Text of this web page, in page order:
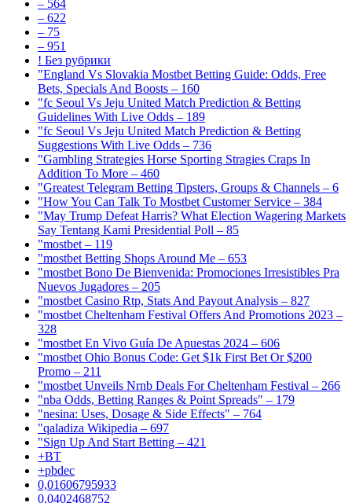
– 564
– 622
– 75
– 951
! Без рубрики
"England Vs Slovakia Mostbet Betting Guide: Odds, Free
Bets, Specials And Boosts – 160
"fc Seoul Vs Jeju United Match Prediction & Betting
Guidelines With Live Odds – 189
"fc Seoul Vs Jeju United Match Prediction & Betting
Suggestions With Live Odds – 736
"Gambling Strategies Horse Sporting Stragies Craps In
Addition To More – 460
"Greatest Telegram Betting Tipsters, Groups & Channels – 6
"How You Can Talk To Mostbet Customer Service – 384
"May Trump Defeat Harris? What Election Wagering Markets
Say Tentang Kami Presidential Poll – 85
"mostbet – 119
"mostbet Betting Shops Around Me – 653
"mostbet Bono De Bienvenida: Promociones Irresistibles Pra
Nuevos Jugadores – 205
"mostbet Casino Rtp, Stats And Payout Analysis – 827
"mostbet Cheltenham Festival Offers And Promotions 2023 –
328
"mostbet En Vivo Guía De Apuestas 2024 – 606
"mostbet Ohio Bonus Code: Get $1k First Bet Or $200
Promo – 211
"mostbet Unveils Nrnb Deals For Cheltenham Festival – 266
"nba Odds, Betting Ranges & Point Spreads" – 179
"nesina: Uses, Dosage & Side Effects" – 764
"qaladiza Wikipedia – 697
"Sign Up And Start Betting – 421
+BT
+pbdec
0,01606795933
0,0402468752